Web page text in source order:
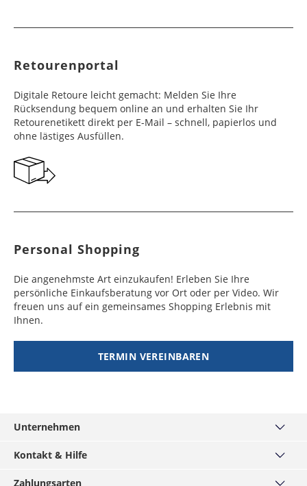
Retourenportal
Digitale Retoure leicht gemacht: Melden Sie Ihre
Rücksendung bequem online an und erhalten Sie Ihr
Retourenetikett direkt per E-Mail – schnell, papierlos und
ohne lästiges Ausfüllen.
Personal Shopping
Die angenehmste Art einzukaufen! Erleben Sie Ihre
persönliche Einkaufsberatung vor Ort oder per Video. Wir
freuen uns auf ein gemeinsames Shopping Erlebnis mit
Ihnen.
TERMIN VEREINBAREN
Unternehmen
Kontakt & Hilfe
Zahlungsarten